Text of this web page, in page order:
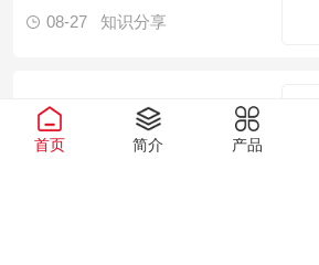
08-27 知识分享
食品包装一般使用哪种
薄膜？
首页 简介 产品